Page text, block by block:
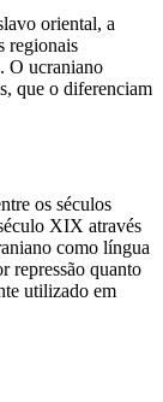
oriental, a
regionais
O ucraniano
que o diferenciam
os séculos
XIX através
como língua
repressão quanto
utilizado em